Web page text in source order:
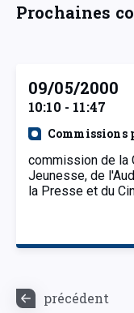
Prochaines
09/05/2000
10:10 - 11:47
Commissions
commission de la
Jeunesse, de
la Presse et du
précédent